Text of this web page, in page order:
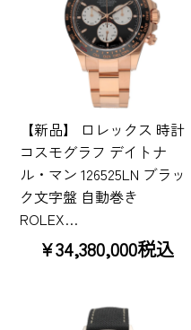
【新品】 ロレックス 時計
コスモグラフ デイトナ
ル・マン 126525LN ブラッ
ク文字盤 自動巻き
ROLEX…
¥34,380,000税込